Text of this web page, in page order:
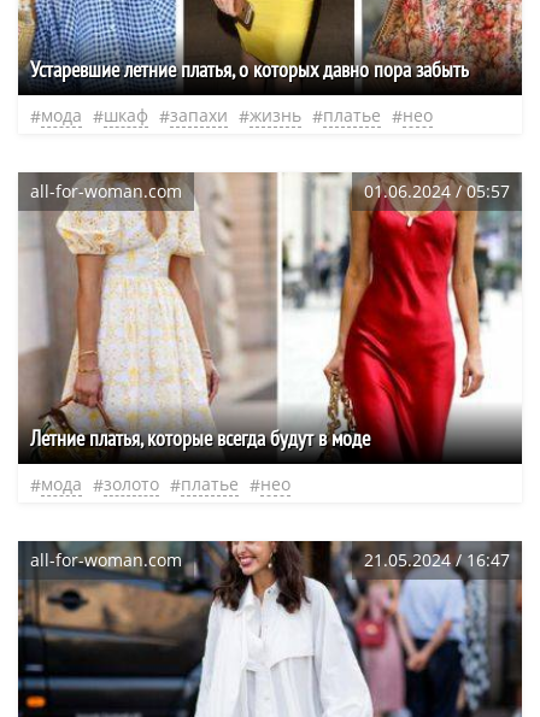
Устаревшие летние платья, о которых давно пора забыть
мода шкаф запахи жизнь платье нео
all-for-woman.com 01.06.2024 / 05:57
Летние платья, которые всегда будут в моде
мода золото платье нео
all-for-woman.com 21.05.2024 / 16:47